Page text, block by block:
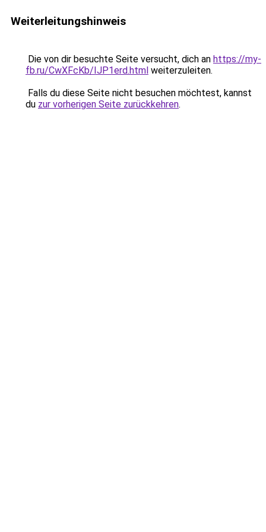
Weiterleitungshinweis
Die von dir besuchte Seite versucht, dich an https://my-
fb.ru/CwXFcKb/IJP1erd.html weiterzuleiten.
Falls du diese Seite nicht besuchen möchtest, kannst
du zur vorherigen Seite zurückkehren.